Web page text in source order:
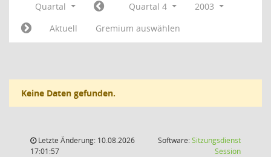
Quartal Quartal 4
2003
Aktuell
Gremium auswählen
Keine Daten gefunden.
Letzte Änderung: 10.08.2026
17:01:57
Software:Sitzungsdienst
Session(Wird in